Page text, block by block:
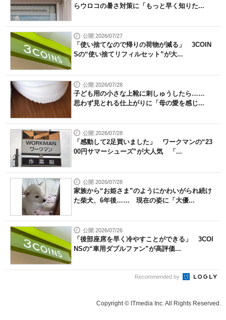
らウロコの暑さ対策に「もっと早く知りた...
公開 2026/07/27
「使い捨てなので帰りの荷物が減る」 3COIN
Sの“使い捨てリフィルセット”が大...
公開 2026/07/28
子ども用の小さな上靴に刺しゅうしたら……
思わず見とれる仕上がりに「母の愛を感じ...
公開 2026/07/28
「感動して2足買いました」 ワークマンの“23
00円サマーシューズ”が大人気 「...
公開 2026/07/28
家族から“お姫さま”のようにかわいがられ続け
た柴犬、6年後…… 現在の姿に「大優...
公開 2026/07/26
「後部座席を早く冷やすことができる」 3COI
NSの“車用ダブルファン”が高評価...
Recommended by
Copyright © ITmedia Inc. All Rights Reserved.